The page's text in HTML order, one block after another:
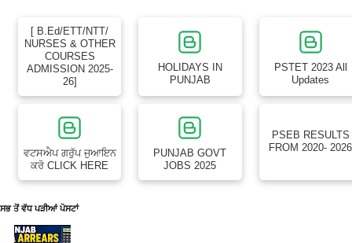
[ B.Ed/ETT/NTT/
NURSES & OTHER
COURSES
ADMISSION 2025-
26]
HOLIDAYS IN
PUNJAB
PSTET 2023 All
Updates
ਵਟਸਐਪ ਗਰੁੱਪ ਜੁਆਇਨ
ਕਰੋ CLICK HERE
PUNJAB GOVT
JOBS 2025
PSEB RESULTS
FROM 2020- 2026
ਸਭ ਤੋਂ ਵੱਧ ਪੜੀਆਂ ਪੋਸਟਾਂ